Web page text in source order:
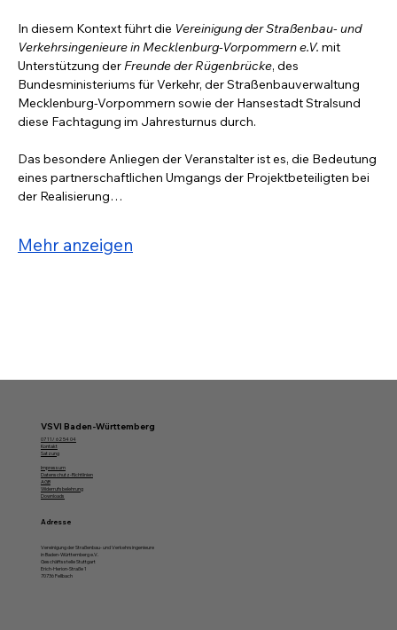
VSVI Baden-Württemberg
07 11/ 62 54 04
Kontakt
Satzung
Impressum
Datenschutz-Richtlinien
AGB
Widerrufsbelehrung
Downloads
Adresse
Vereinigung der Straßenbau- und Verkehrsingenieure
in Baden-Württemberg e.V.
Geschäftsstelle Stuttgart
Erich-Herion-Straße 1
70736 Fellbach
In diesem Kontext führt die Vereinigung der Straßenbau- und
Verkehrsingenieure in Mecklenburg-Vorpommern e.V. mit
Unterstützung der Freunde der Rügenbrücke, des
Bundesministeriums für Verkehr, der Straßenbauverwaltung
Mecklenburg-Vorpommern sowie der Hansestadt Stralsund
diese Fachtagung im Jahresturnus durch.
Das besondere Anliegen der Veranstalter ist es, die Bedeutung
eines partnerschaftlichen Umgangs der Projektbeteiligten bei
der Realisierung…
Mehr anzeigen